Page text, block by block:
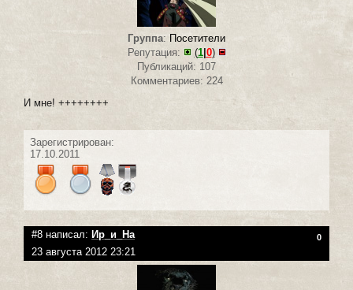
Группа: Посетители
Репутация:
(1| 0)
Публикаций: 107
Комментариев: 224
И мне! ++++++++
Зарегистрирован:
17.10.2011
#8 написал: Ир_и_На 0
23 августа 2012 23:21